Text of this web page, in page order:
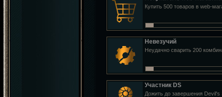
Купить 500 товаров в web-
Невезучий
Неудачно сварить 200
Участник DS
Дожить до завершения Devil's